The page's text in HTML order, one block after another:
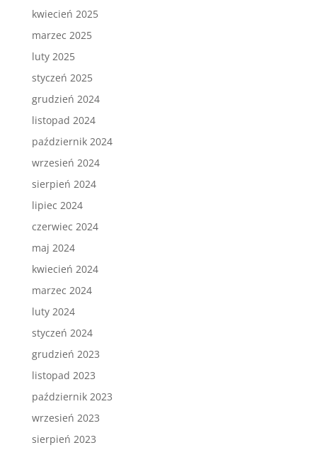
kwiecień 2025
marzec 2025
luty 2025
styczeń 2025
grudzień 2024
listopad 2024
październik 2024
wrzesień 2024
sierpień 2024
lipiec 2024
czerwiec 2024
maj 2024
kwiecień 2024
marzec 2024
luty 2024
styczeń 2024
grudzień 2023
listopad 2023
październik 2023
wrzesień 2023
sierpień 2023